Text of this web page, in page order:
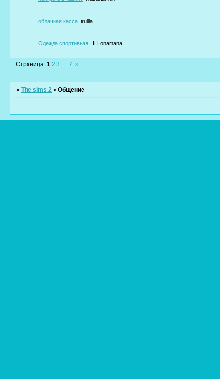
облачная касса trullla
Одежда спортивная. ILLonamana
Страница:1 2 3 7 »
»The sims 2 »Общение